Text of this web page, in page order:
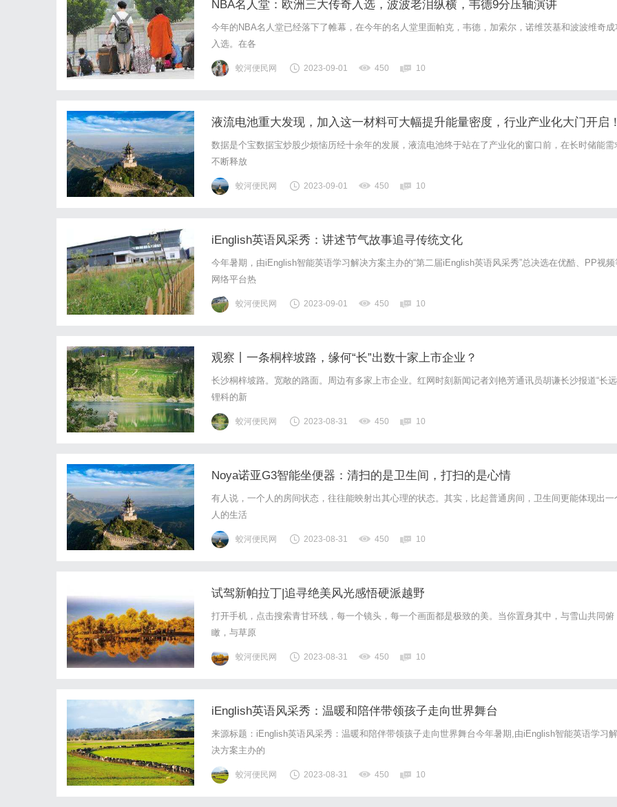
NBA名人堂：欧洲三大传奇入选，波波老泪纵横，韦德9分压轴演讲
今年的NBA名人堂已经落下了帷幕，在今年的名人堂里面帕克，韦德，加索尔，诺维茨基和波波维奇成
入选。在各
蛟河便民网 2023-09-01 450 10
液流电池重大发现，加入这一材料可大幅提升能量密度，行业产业化大门开启
4股市盈率不到20倍
数据是个宝数据宝炒股少烦恼历经十余年的发展，液流电池终于站在了产业化的窗口前，在长时储能需
不断释放
蛟河便民网 2023-09-01 450 10
iEnglish英语风采秀：讲述节气故事追寻传统文化
今年暑期，由iEnglish智能英语学习解决方案主办的“第二届iEnglish英语风采秀”总决选在优酷、PP视频
网络平台热
蛟河便民网 2023-09-01 450 10
观察丨一条桐梓坡路，缘何“长”出数十家上市企业？
长沙桐梓坡路。宽敞的路面。周边有多家上市企业。红网时刻新闻记者刘艳芳通讯员胡谦长沙报道“长远
锂科的新
蛟河便民网 2023-08-31 450 10
Noya诺亚G3智能坐便器：清扫的是卫生间，打扫的是心情
有人说，一个人的房间状态，往往能映射出其心理的状态。其实，比起普通房间，卫生间更能体现出一
人的生活
蛟河便民网 2023-08-31 450 10
试驾新帕拉丁|追寻绝美风光感悟硬派越野
打开手机，点击搜索青甘环线，每一个镜头，每一个画面都是极致的美。当你置身其中，与雪山共同俯
瞰，与草原
蛟河便民网 2023-08-31 450 10
iEnglish英语风采秀：温暖和陪伴带领孩子走向世界舞台
来源标题：iEnglish英语风采秀：温暖和陪伴带领孩子走向世界舞台今年暑期,由iEnglish智能英语学习解
决方案主办的
蛟河便民网 2023-08-31 450 10